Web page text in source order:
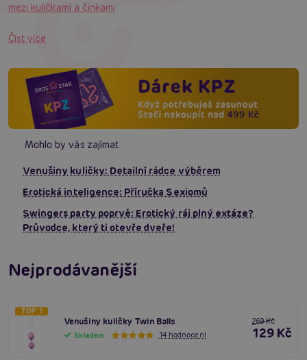
mezi kuličkami a činkami
Číst více
Mohlo by vás zajímat
Venušiny kuličky: Detailní rádce výběrem
Erotická inteligence: Příručka Sexiomů
Swingers party poprvé: Erotický ráj plný extáze?
Průvodce, který ti otevře dveře!
Nejprodávanější
TOP 1
Venušiny kuličky Twin Balls
Skladem 14 hodnocení
269 Kč
129 Kč